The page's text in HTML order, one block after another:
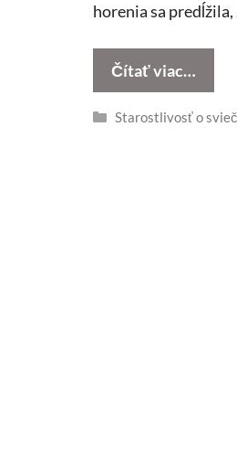
horenia sa
Čítať viac…
Kategórie
Starostlivosť o